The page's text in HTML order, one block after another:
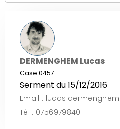
DERMENGHEM Lucas
Case 0457
Serment du 15/12/2016
Email :
Tél : 0756979840